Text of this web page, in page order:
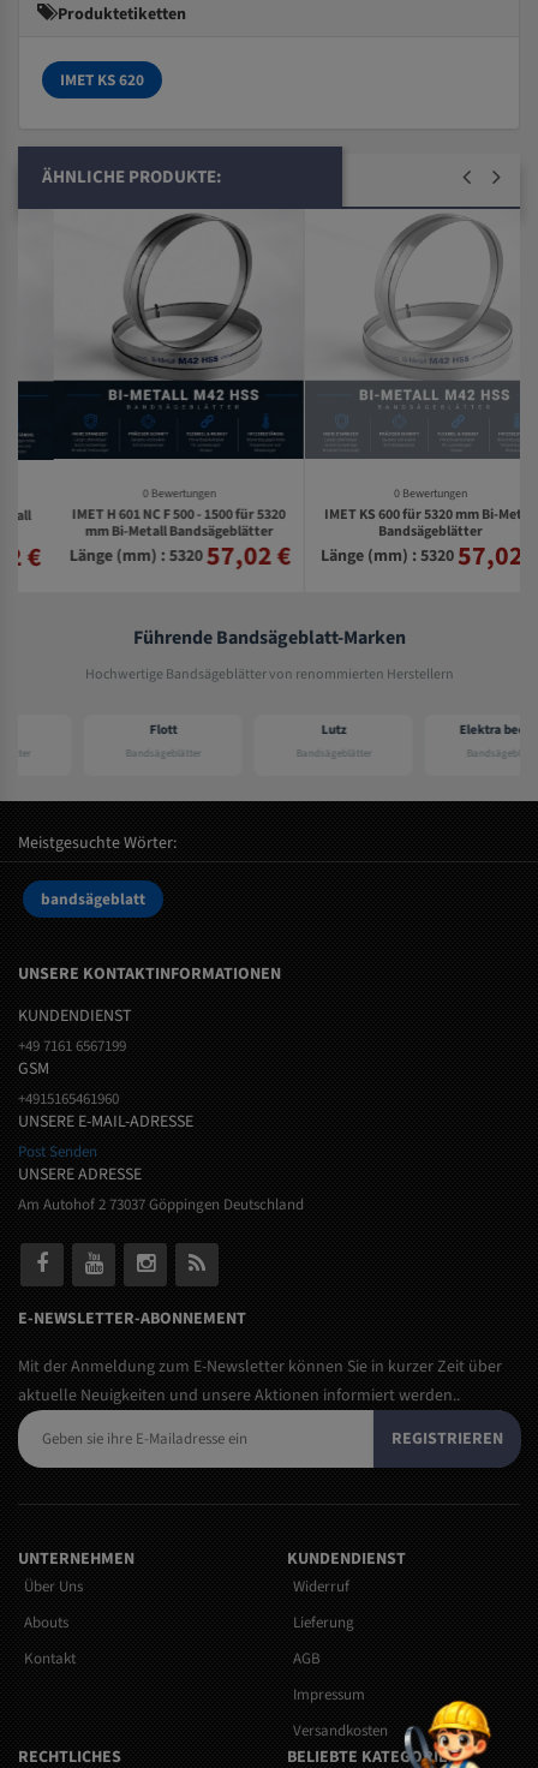
Produktetiketten
IMET KS 620
ÄHNLICHE PRODUKTE:
0 Bewertungen
IMET H 601 NC F 500 - 1500 für 5320
mm Bi-Metall Bandsägeblätter
Länge (mm) : 5320 57,02 €
0 Bewertungen
IMET KS 600 für 5320 mm Bi-Metall
Bandsägeblätter
Länge (mm) : 5320 57,02 €
Führende Bandsägeblatt-Marken
Hochwertige Bandsägeblätter von renommierten Herstellern
Bandsägeblätter Bandsägeblätter
Elektra beckum
Bandsägeblätter
Meistgesuchte Wörter:
bandsägeblatt
UNSERE KONTAKTINFORMATIONEN
KUNDENDIENST
+49 7161 6567199
GSM
+4915165461960
UNSERE E-MAIL-ADRESSE
Post Senden
UNSERE ADRESSE
Am Autohof 2 73037 Göppingen Deutschland
E-NEWSLETTER-ABONNEMENT
Mit der Anmeldung zum E-Newsletter können Sie in kurzer Zeit über
aktuelle Neuigkeiten und unsere Aktionen informiert werden..
REGISTRIEREN
UNTERNEHMEN
Über Uns
Abouts
Kontakt
KUNDENDIENST
Widerruf
Lieferung
AGB
Impressum
Versandkosten
RECHTLICHES BELIEBTE KATEGORIEN